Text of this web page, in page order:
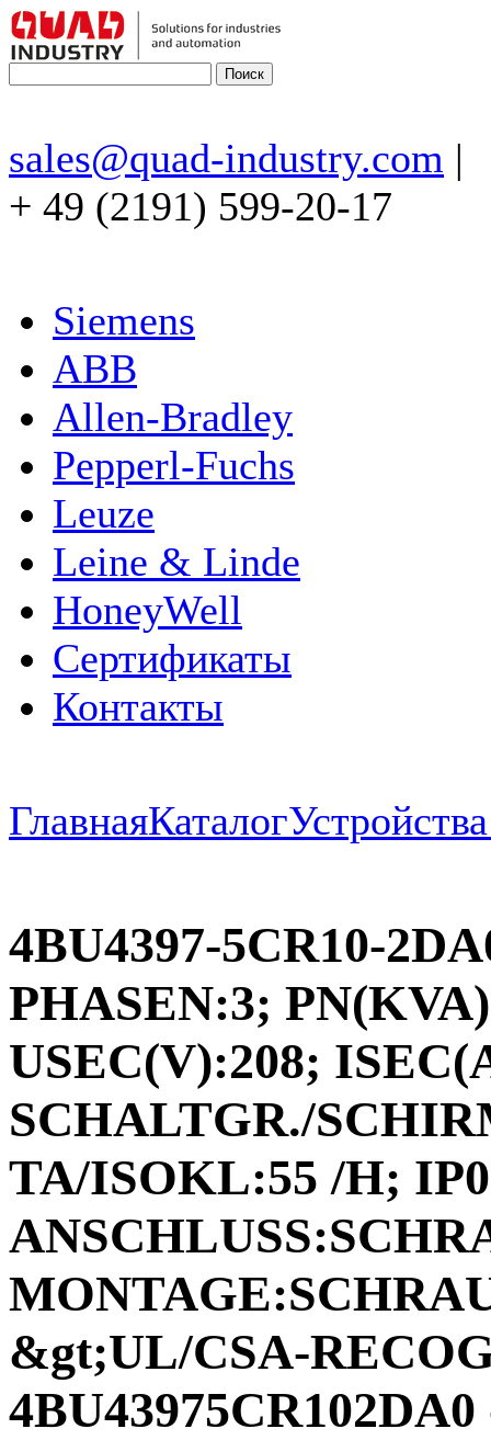
sales@quad-industry.com |
+ 49 (2191) 599-20-17
Siemens
ABB
Allen-Bradley
Pepperl-Fuchs
Leuze
Leine & Linde
HoneyWell
Сертификаты
Контакты
ГлавнаяКаталог
4BU4397-5CR10-
PHASEN:3;
USEC(V):208;
SCHALTGR./
TA/ISOKL:55 /H;
&gt;UL/CSA-